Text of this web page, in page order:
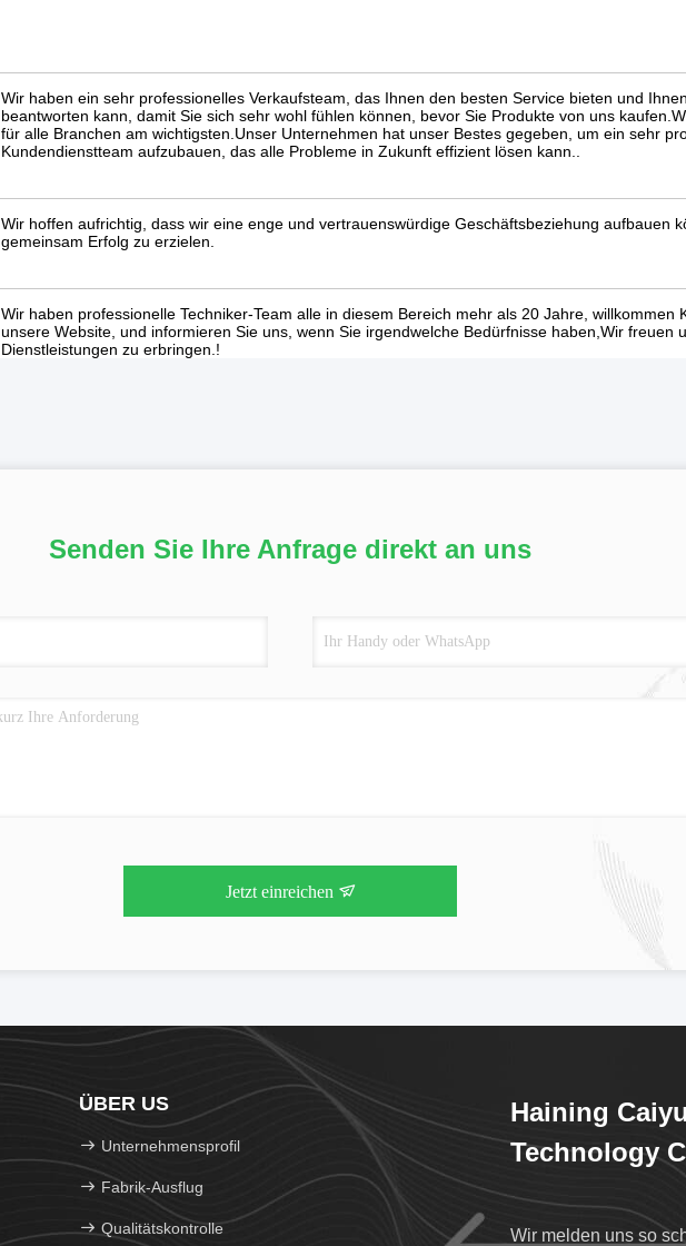
Wir haben ein sehr professionelles Verkaufsteam, das Ihnen den besten Service bieten und
beantworten kann, damit Sie sich sehr wohl fühlen können, bevor Sie Produkte von uns
für alle Branchen am wichtigsten.Unser Unternehmen hat unser Bestes gegeben, um ein sehr
Kundendienstteam aufzubauen, das alle Probleme in Zukunft effizient lösen kann..
Wir hoffen aufrichtig, dass wir eine enge und vertrauenswürdige Geschäftsbeziehung aufbauen
gemeinsam Erfolg zu erzielen.
Wir haben professionelle Techniker-Team alle in diesem Bereich mehr als 20 Jahre, willkommen
unsere Website, und informieren Sie uns, wenn Sie irgendwelche Bedürfnisse haben,Wir freuen
Dienstleistungen zu erbringen.!
Senden Sie Ihre Anfrage direkt an uns
Jetzt einreichen
ÜBER US
Unternehmensprofil
Fabrik-Ausflug
Qualitätskontrolle
Haining
Technology
Wir melden uns so